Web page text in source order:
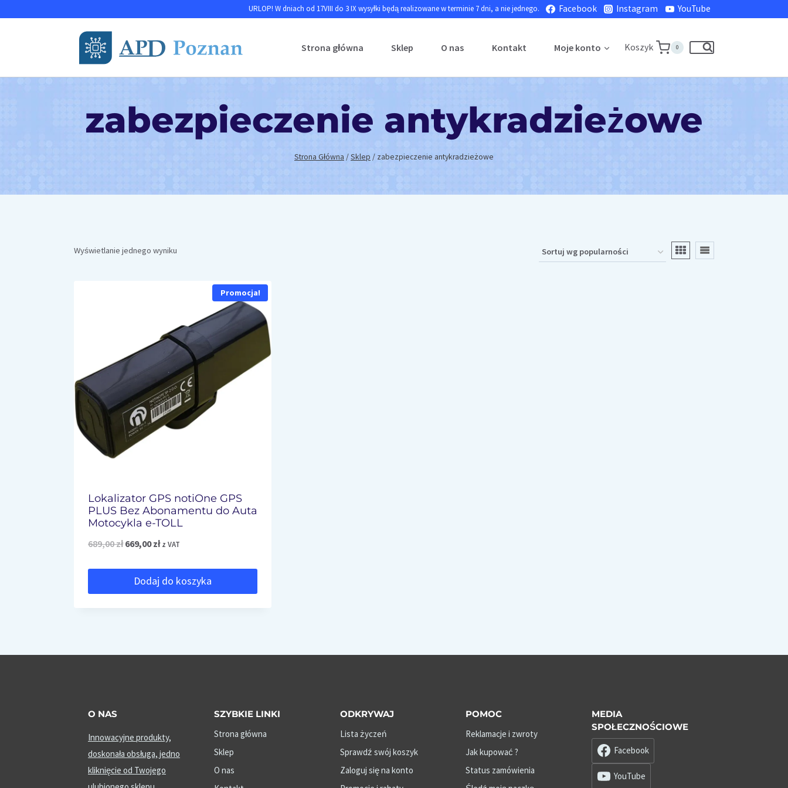
URLOP! W dniach od 17VIII do 3 IX wysyłki będą realizowane w terminie 7 dni, a nie jednego. Facebook Instagram YouTube
Strona główna Sklep O nas Kontakt Moje konto Koszyk 0
zabezpieczenie antykradzieżowe
Strona Główna /Sklep / zabezpieczenie antykradzieżowe
Wyświetlanie jednego wyniku
Promocja!
Lokalizator GPS notiOne GPS
PLUS Bez Abonamentu do Auta
Motocykla e-TOLL
689,00zł Pierwotna
wynosiła:
669,00złAktualna
wynosi:
z VAT
Dodaj do koszyka
O NAS
Innowacyjne produkty,
doskonała obsługa, jedno
kliknięcie od Twojego
SZYBKIE LINKI
Strona główna
Sklep
O nas
ODKRYWAJ
Lista życzeń
Sprawdź swój koszyk
Zaloguj się na konto
POMOC
Reklamacje i zwroty
Jak kupować ?
Status zamówienia
MEDIA
SPOŁECZNOŚCIOWE
Facebook
YouTube